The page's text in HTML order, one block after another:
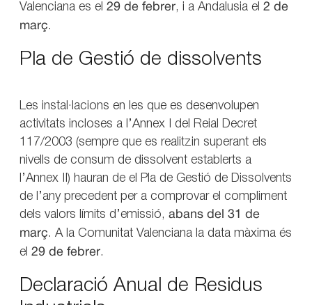
Valenciana es el 29 de febrer, i a Andalusia el 2 de
març.
Pla de Gestió de dissolvents
Les instal·lacions en les que es desenvolupen
activitats incloses a l’Annex I del Reial Decret
117/2003 (sempre que es realitzin superant els
nivells de consum de dissolvent establerts a
l’Annex II) hauran de el Pla de Gestió de Dissolvents
de l’any precedent per a comprovar el compliment
dels valors límits d’emissió, abans del 31 de
març. A la Comunitat Valenciana la data màxima és
el 29 de febrer.
Declaració Anual de Residus